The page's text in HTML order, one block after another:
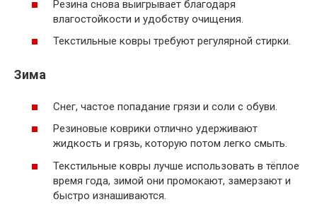
Резина снова выигрывает благодаря
влагостойкости и удобству очищения.
Текстильные ковры требуют регулярной стирки.
Зима
Снег, частое попадание грязи и соли с обуви.
Резиновые коврики отлично удерживают
жидкость и грязь, которую потом легко смыть.
Текстильные ковры лучше использовать в тёплое
время года, зимой они промокают, замерзают и
быстро изнашиваются.